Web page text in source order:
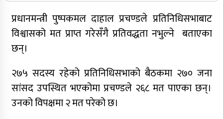
सुर्खेतमा जिप दुर्घटना,१५ जना घाइते
जुम्लामा चरेससहित २१ वर्षीय युवक पक्राउ
कर्णालीमा कांग्रेसका चार मन्त्रीहरूले दिए राजीनामा
नृपध्वज निरौलाको इजलासले उक्त निर्णय खारेजको
प्रधानमन्त्री पुष्पकमल दाहाल प्रचण्डले प्रतिनिधिसभाबाट
विश्वासको मत प्राप्त गरेसँगै प्रतिवद्धता नभुल्ने बताएका
छन्।
२७५ सदस्य रहेको प्रतिनिधिसभाको बैठकमा २७० जना
सांसद उपस्थित भएकोमा प्रचण्डले २६८ मत पाएका छन्।
उनको विपक्षमा २ मत परेको छ।